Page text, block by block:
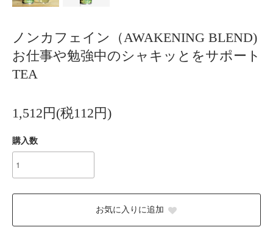
ノンカフェイン（AWAKENING BLEND)
お仕事や勉強中のシャキッとをサポート
TEA
1,512円(税112円)
購入数
お気に入りに追加